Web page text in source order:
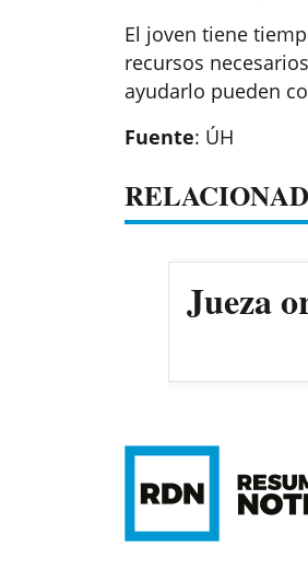
El joven tiene
recursos
ayudarlo pueden
Fuente: ÚH
Jueza